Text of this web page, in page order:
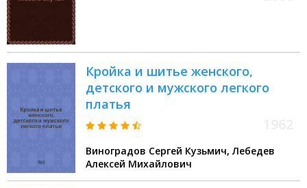
Кройка и шитье женского,
детского и мужского легкого
платья
Виноградов Сергей Кузьмич, Лебедев
Алексей Михайлович